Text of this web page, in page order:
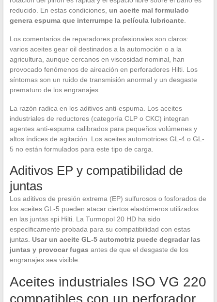
reducido. En estas condiciones, un aceite mal formulado
genera espuma que interrumpe la película lubricante.
Los comentarios de reparadores profesionales son claros:
varios aceites gear oil destinados a la automoción o a la
agricultura, aunque cercanos en viscosidad nominal, han
provocado fenómenos de aireación en perforadores Hilti. Los
síntomas son un ruido de transmisión anormal y un desgaste
prematuro de los engranajes.
La razón radica en los aditivos anti-espuma. Los aceites
industriales de reductores (categoría CLP o CKC) integran
agentes anti-espuma calibrados para pequeños volúmenes y
altos índices de agitación. Los aceites automotrices GL-4 o GL-
5 no están formulados para este tipo de carga.
Aditivos EP y compatibilidad de
juntas
Los aditivos de presión extrema (EP) sulfurosos o fosforados de
los aceites GL-5 pueden atacar ciertos elastómeros utilizados
en las juntas spi Hilti. La Turmopol 20 HD ha sido
específicamente probada para su compatibilidad con estas
juntas. Usar un aceite GL-5 automotriz puede degradar las
juntas y provocar fugas antes de que el desgaste de los
engranajes sea visible.
Aceites industriales ISO VG 220
compatibles con un perforador